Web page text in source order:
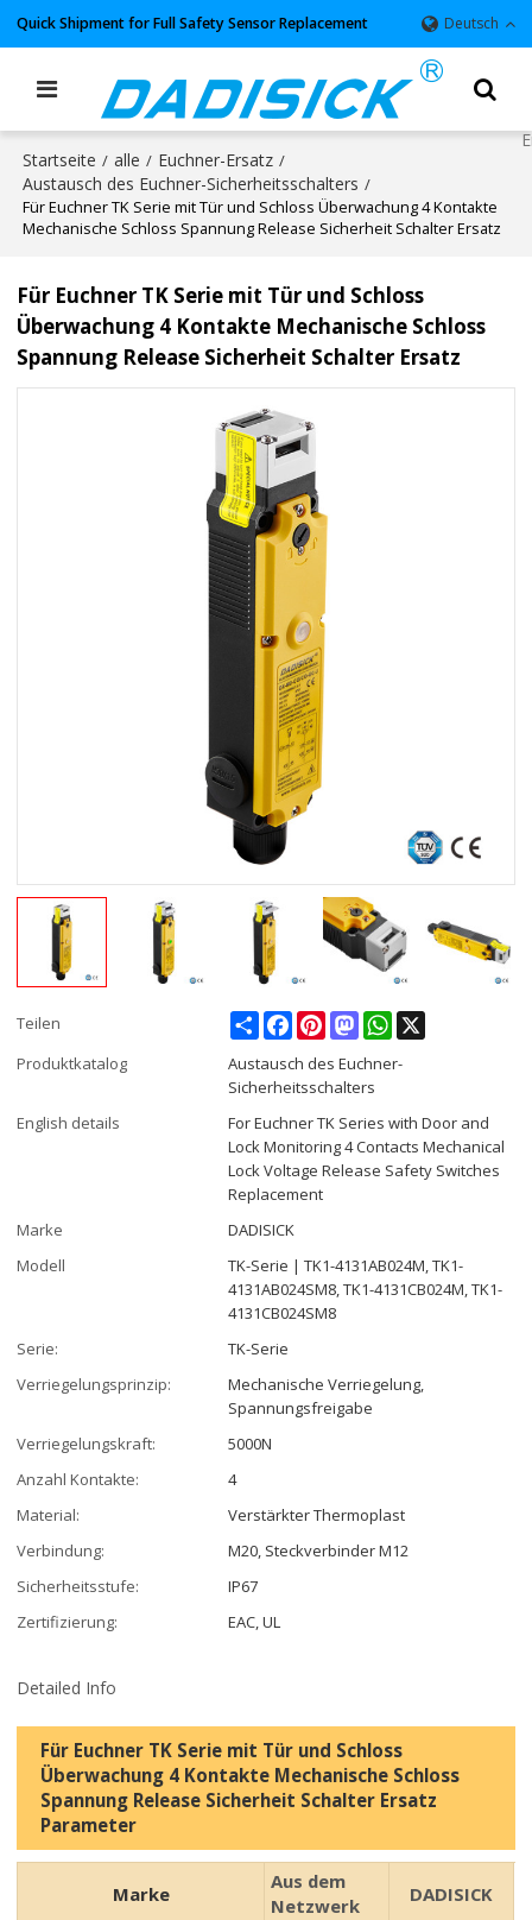
Quick Shipment for Full Safety Sensor Replacement Deutsch
Startseite / alle / Euchner-Ersatz /
Austausch des Euchner-Sicherheitsschalters /
Für Euchner TK Serie mit Tür und Schloss Überwachung 4 Kontakte
Mechanische Schloss Spannung Release Sicherheit Schalter Ersatz
Für Euchner TK Serie mit Tür und Schloss
Überwachung 4 Kontakte Mechanische Schloss
Spannung Release Sicherheit Schalter Ersatz
Teilen ShareFacebookPinterestMastodonWhatsApp
Produktkatalog
Austausch des Euchner-
Sicherheitsschalters
English details
For Euchner TK Series with Door and
Lock Monitoring 4 Contacts Mechanical
Lock Voltage Release Safety Switches
Replacement
Marke
DADISICK
Modell
TK-Serie | TK1-4131AB024M, TK1-
4131AB024SM8, TK1-4131CB024M, TK1-
4131CB024SM8
Serie:
TK-Serie
Verriegelungsprinzip:
Mechanische Verriegelung,
Spannungsfreigabe
Verriegelungskraft:
5000N
Anzahl Kontakte:
4
Material:
Verstärkter Thermoplast
Verbindung:
M20, Steckverbinder M12
Sicherheitsstufe:
IP67
Zertifizierung:
EAC, UL
Detailed Info
Für Euchner TK Serie mit Tür und Schloss
Überwachung 4 Kontakte Mechanische Schloss
Spannung Release Sicherheit Schalter Ersatz
Parameter
Marke
Aus dem
Netzwerk
DADISICK